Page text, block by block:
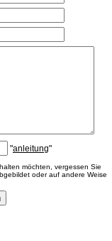
"anleitung"
möchten, vergessen Sie
oder auf andere Weise